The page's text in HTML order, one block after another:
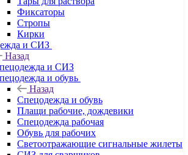
Фиксаторы
Стропы
Кирки
и СИЗ
Назад
и СИЗ
и обувь
Назад
Спецодежда и обувь
Плащи рабочие, дождевики
Спецодежда рабочая
Обувь для рабочих
Светоотражающие сигнальные жилеты